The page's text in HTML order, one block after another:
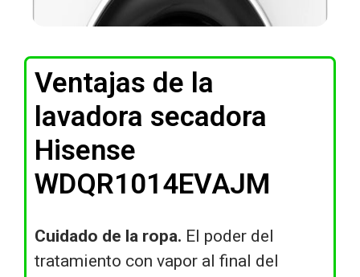
Ventajas de la
lavadora secadora
Hisense
WDQR1014EVAJM
Cuidado de la ropa. El poder del
tratamiento con vapor al final del